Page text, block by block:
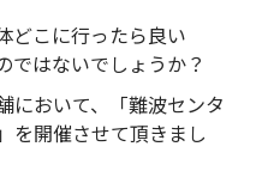
どこに行ったら良い
ではないでしょうか？
において、「難波センタ
を開催させて頂きまし